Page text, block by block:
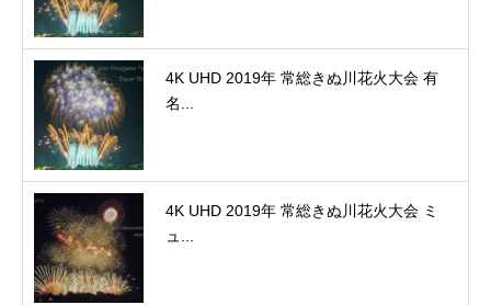
4K UHD 2019年 常総きぬ川花火大会 有
名...
4K UHD 2019年 常総きぬ川花火大会 ミ
ュ...